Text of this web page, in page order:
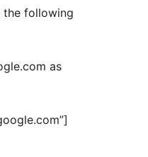
the following
as